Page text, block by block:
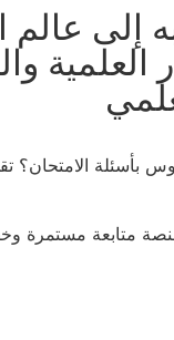
إلى عالم
الامتحان؟
متابعة